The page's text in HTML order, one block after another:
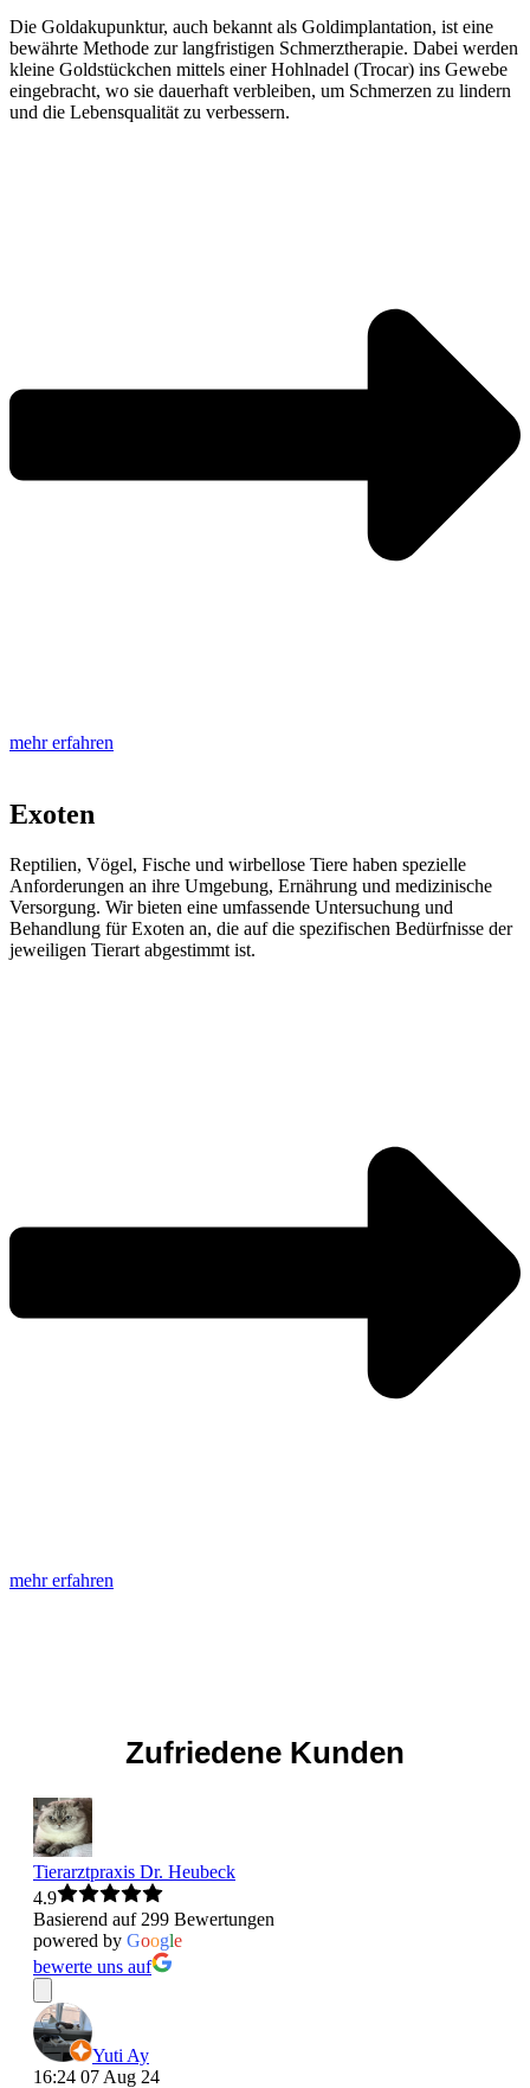
Die Goldakupunktur, auch bekannt als Goldimplantation, ist eine
bewährte Methode zur langfristigen Schmerztherapie. Dabei werden
kleine Goldstückchen mittels einer Hohlnadel (Trocar) ins Gewebe
eingebracht, wo sie dauerhaft verbleiben, um Schmerzen zu lindern
und die Lebensqualität zu verbessern.
mehr erfahren
Exoten
Reptilien, Vögel, Fische und wirbellose Tiere haben spezielle
Anforderungen an ihre Umgebung, Ernährung und medizinische
Versorgung. Wir bieten eine umfassende Untersuchung und
Behandlung für Exoten an, die auf die spezifischen Bedürfnisse der
jeweiligen Tierart abgestimmt ist.
mehr erfahren
Zufriedene Kunden
Tierarztpraxis Dr. Heubeck
4.9
Basierend auf 299 Bewertungen
powered by Google
bewerte uns auf
Yuti Ay
16:24 07 Aug 24